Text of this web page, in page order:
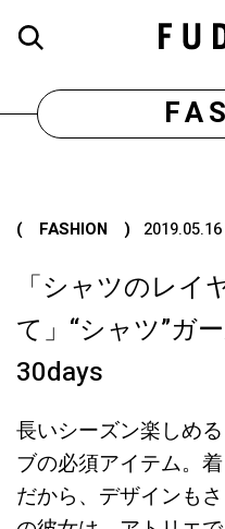
( FASHION ) 2019.05.16
「シャツのレイ
て」“シャツ”ガ
30days
長いシーズン楽しめ
ブの必須アイテム。
だから、デザインも